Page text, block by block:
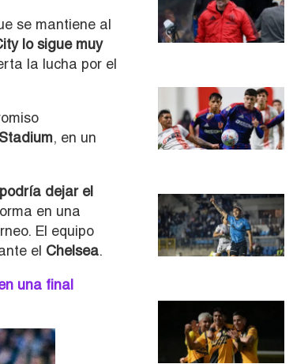
se mantiene al
lo sigue muy
la lucha por el
, en un
dejar el
en una
El equipo
el Chelsea.
una final